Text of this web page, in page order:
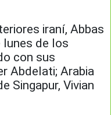
iraní, Abbas
lunes de los
con sus
Abdelati; Arabia
Singapur, Vivian